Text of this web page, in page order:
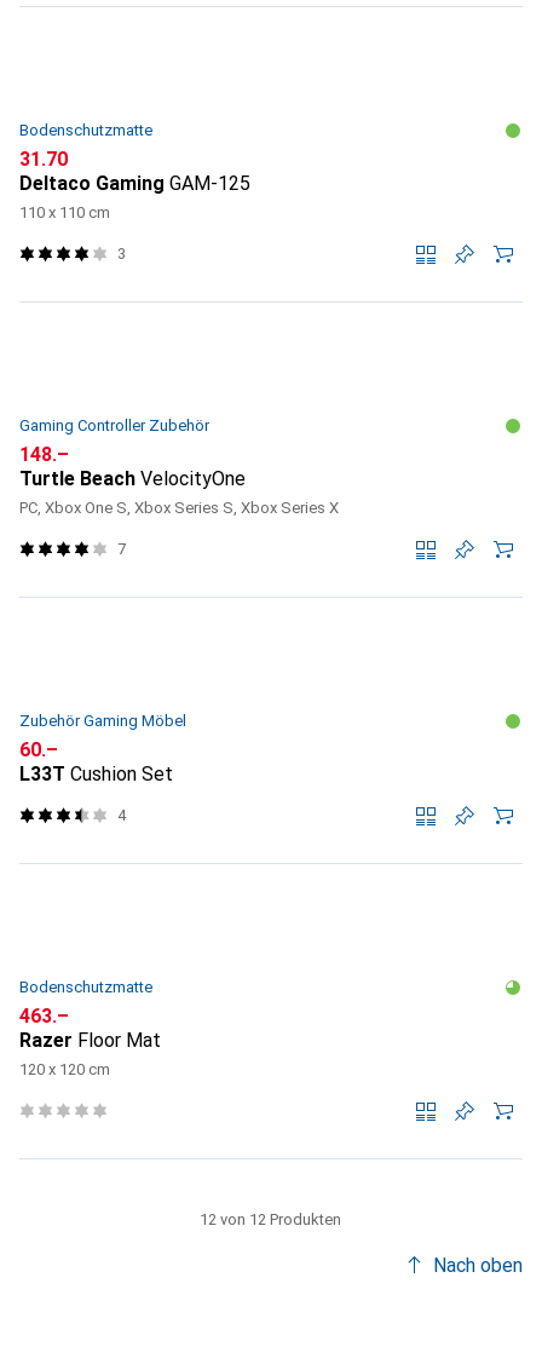
Bodenschutzmatte
CHF
31.70
Deltaco Gaming GAM-125
110 x 110 cm
3
Gaming Controller Zubehör
CHF
148.–
Turtle Beach VelocityOne
PC, Xbox One S, Xbox Series S, Xbox Series X
7
Zubehör Gaming Möbel
CHF
60.–
L33T Cushion Set
4
Bodenschutzmatte
CHF
463.–
Razer Floor Mat
120 x 120 cm
12 von 12 Produkten
Nach oben